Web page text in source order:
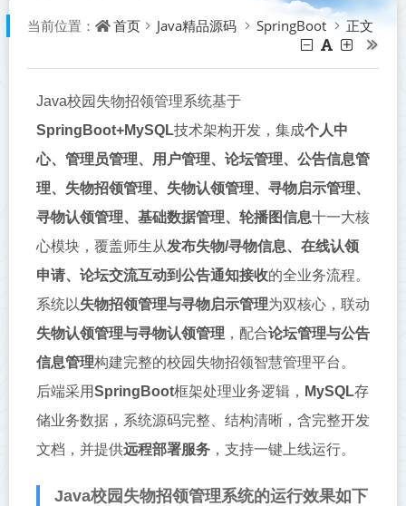
当前位置： 首页 Java精品源码 SpringBoot 正文
Java校园失物招领管理系统基于‌
SpringBoot+MySQL‌技术架构开发，集成‌个人中
心、管理员管理、用户管理、论坛管理、公告信息管
理、失物招领管理、失物认领管理、寻物启示管理、
寻物认领管理、基础数据管理、轮播图信息‌十一大核
心模块，覆盖师生从‌发布失物/寻物信息、在线认领
申请、论坛交流互动到公告通知接收‌的全业务流程。
系统以‌失物招领管理与寻物启示管理‌为双核心，联动‌
失物认领管理与寻物认领管理 ‌，配合‌论坛管理与公告
信息管理‌构建完整的校园失物招领智慧管理平台。
后端采用‌SpringBoot‌框架处理业务逻辑，‌ MySQL‌存
储业务数据，系统源码完整、结构清晰，含完整开发
文档，并提供‌远程部署服务 ‌，支持一键上线运行。
Java校园失物招领管理系统的运行效果如下